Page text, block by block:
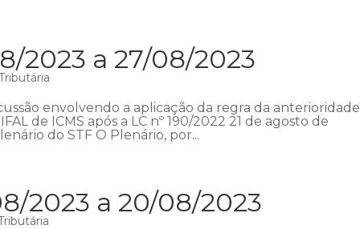
2023 a 27/08/2023
envolvendo a aplicação da regra da anterioridade
de ICMS após a LC nº 190/2022 21 de agosto de
do STF O Plenário, por...
2023 a 20/08/2023